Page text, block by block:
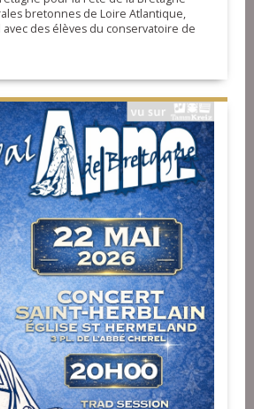
bretonnes de Loire Atlantique,
des élèves du conservatoire de